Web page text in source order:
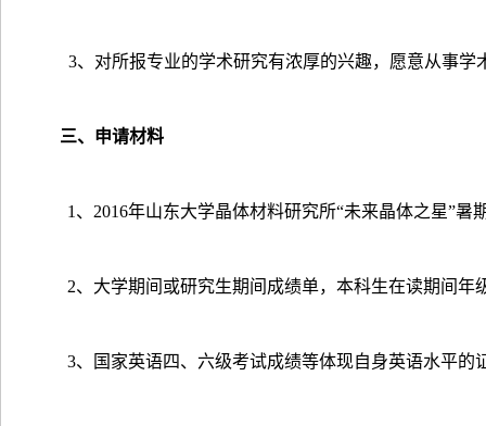
3、对所报专业的学术研究有浓厚的兴趣，愿意从事学
三、申请材料
1 、 2016年山东大学晶体材料研究所“未来晶体之星”暑
2、大学期间或研究生期间成绩单，本科生在读期间
3、国家英语四、六级考试成绩等体现自身英语水平的